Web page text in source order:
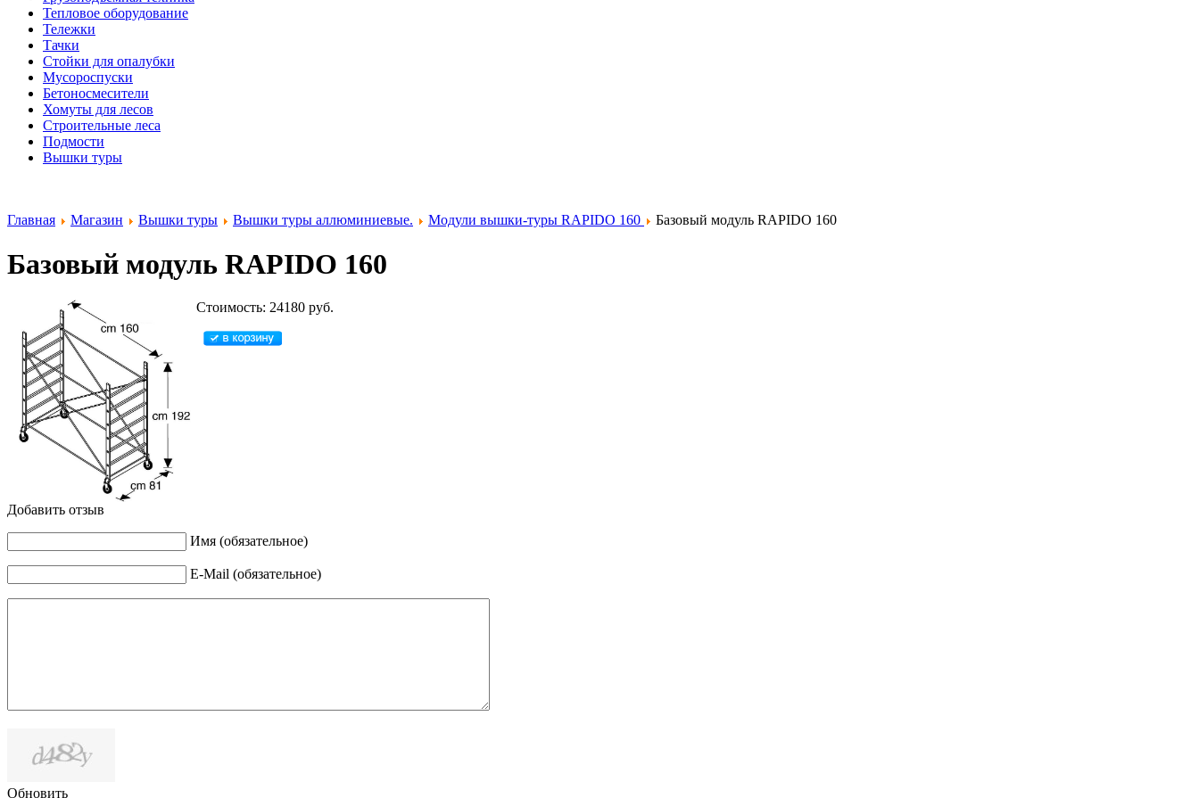
Тепловое оборудование
Тележки
Тачки
Стойки для опалубки
Мусороспуски
Бетоносмесители
Хомуты для лесов
Строительные леса
Подмости
Вышки туры
Главная Магазин Вышки туры Вышки туры аллюминиевые. Модули вышки-туры RAPIDO 160 Базовый модуль RAPIDO 160
Базовый модуль RAPIDO 160
Стоимость: 24180 руб.
Добавить отзыв
Имя (обязательное)
E-Mail (обязательное)
Обновить